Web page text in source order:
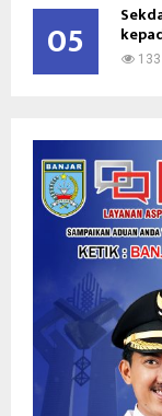
05 133